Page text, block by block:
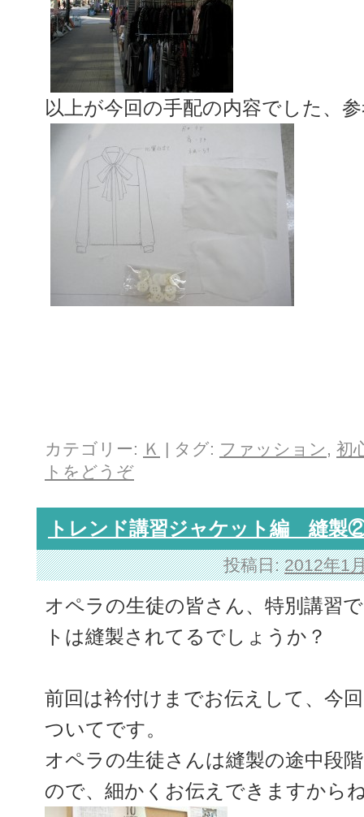
以上が今回の手配の内容でした、
カテゴリー: Ｋ | タグ: ファッション , 初
トをどうぞ
トレンド講習ジャケット編 縫製
投稿日: 2012年1
オペラの生徒の皆さん、特別講習
トは縫製されてるでしょうか？
前回は衿付けまでお伝えして、今
ついてです。
オペラの生徒さんは縫製の途中段
ので、細かくお伝えできますから